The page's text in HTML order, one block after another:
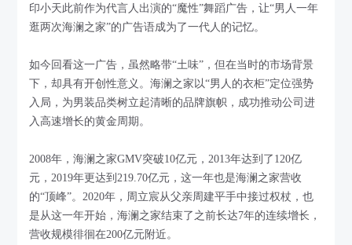
印小天此前作为代言人出演的“魔性”舞蹈广告，让“男人一年
逛两次海澜之家”的广告语成为了一代人的记忆。
如今回看这一广告，虽然略带“土味”，但在当时的市场背景
下，却具有开创性意义。海澜之家以“男人的衣柜”定位强势
入局，为男装品类树立起清晰的品牌旗帜，成功推动公司进
入高速增长的黄金周期。
2008年，海澜之家GMV突破10亿元，2013年达到了120亿
元，2019年更达到219.70亿元，这一年也是海澜之家营收
的“顶峰”。2020年，周立宸从父亲周建平手中接过权杖，也
是从这一年开始，海澜之家结束了之前长达7年的连续增长，
营收规模徘徊在200亿元附近。